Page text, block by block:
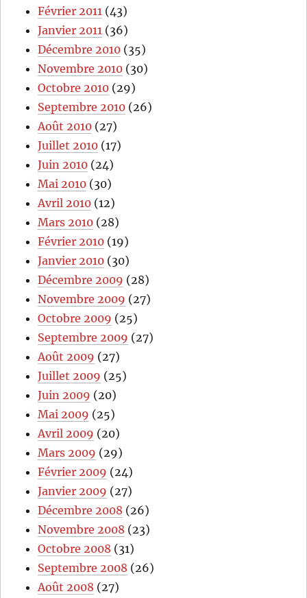
Février 2011 (43)
Janvier 2011 (36)
Décembre 2010 (35)
Novembre 2010 (30)
Octobre 2010 (29)
Septembre 2010 (26)
Août 2010 (27)
Juillet 2010 (17)
Juin 2010 (24)
Mai 2010 (30)
Avril 2010 (12)
Mars 2010 (28)
Février 2010 (19)
Janvier 2010 (30)
Décembre 2009 (28)
Novembre 2009 (27)
Octobre 2009 (25)
Septembre 2009 (27)
Août 2009 (27)
Juillet 2009 (25)
Juin 2009 (20)
Mai 2009 (25)
Avril 2009 (20)
Mars 2009 (29)
Février 2009 (24)
Janvier 2009 (27)
Décembre 2008 (26)
Novembre 2008 (23)
Octobre 2008 (31)
Septembre 2008 (26)
Août 2008 (27)